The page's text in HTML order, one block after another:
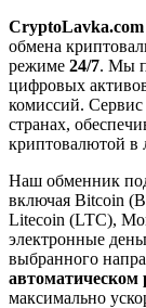
CryptoLavka.com
обмена
режиме 24/7. Мы
цифровых
комиссий.
странах,
криптовалютой в
Наш обменник
включая Bitcoin
Litecoin (LTC),
электронные
выбранного
автоматическом
максимально